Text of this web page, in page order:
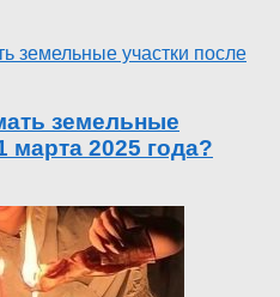
земельные
марта 2025 года?